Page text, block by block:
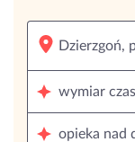
wymiar
opieka nad